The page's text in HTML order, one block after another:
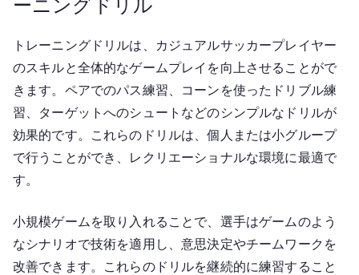
ーニングドリル
トレーニングドリルは、カジュアルサッカープレイヤー
のスキルと全体的なゲームプレイを向上させることがで
きます。ペアでのパス練習、コーンを使ったドリブル練
習、ターゲットへのシュートなどのシンプルなドリルが
効果的です。これらのドリルは、個人または小グループ
で行うことができ、レクリエーショナルな環境に最適で
す。
小規模ゲームを取り入れることで、選手はゲームのよう
なシナリオで技術を適用し、意思決定やチームワークを
改善できます。これらのドリルを継続的に練習すること